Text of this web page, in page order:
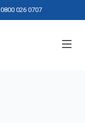
0800 026 0707